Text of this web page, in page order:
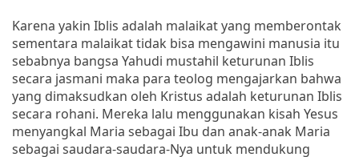
Karena yakin Iblis adalah malaikat yang memberontak
sementara malaikat tidak bisa mengawini manusia itu
sebabnya bangsa Yahudi mustahil keturunan Iblis
secara jasmani maka para teolog mengajarkan bahwa
yang dimaksudkan oleh Kristus adalah keturunan Iblis
secara rohani. Mereka lalu menggunakan kisah Yesus
menyangkal Maria sebagai Ibu dan anak-anak Maria
sebagai saudara-saudara-Nya untuk mendukung